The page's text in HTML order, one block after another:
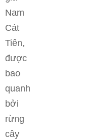
Nam
Cát
Tiên,
được
bao
quanh
bởi
rừng
cây